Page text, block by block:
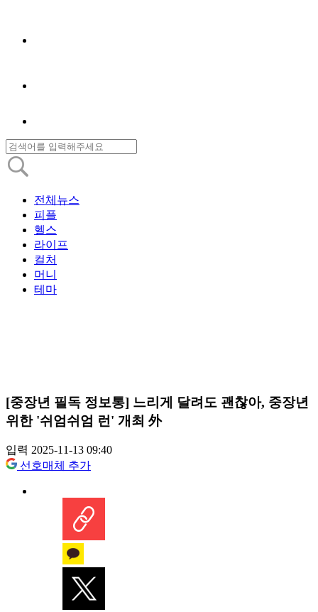
전체뉴스
피플
헬스
라이프
컬처
머니
테마
[중장년 필독 정보통] 느리게 달려도 괜찮아, 중장년
위한 '쉬엄쉬엄 런' 개최 外
입력 2025-11-13 09:40
선호매체 추가